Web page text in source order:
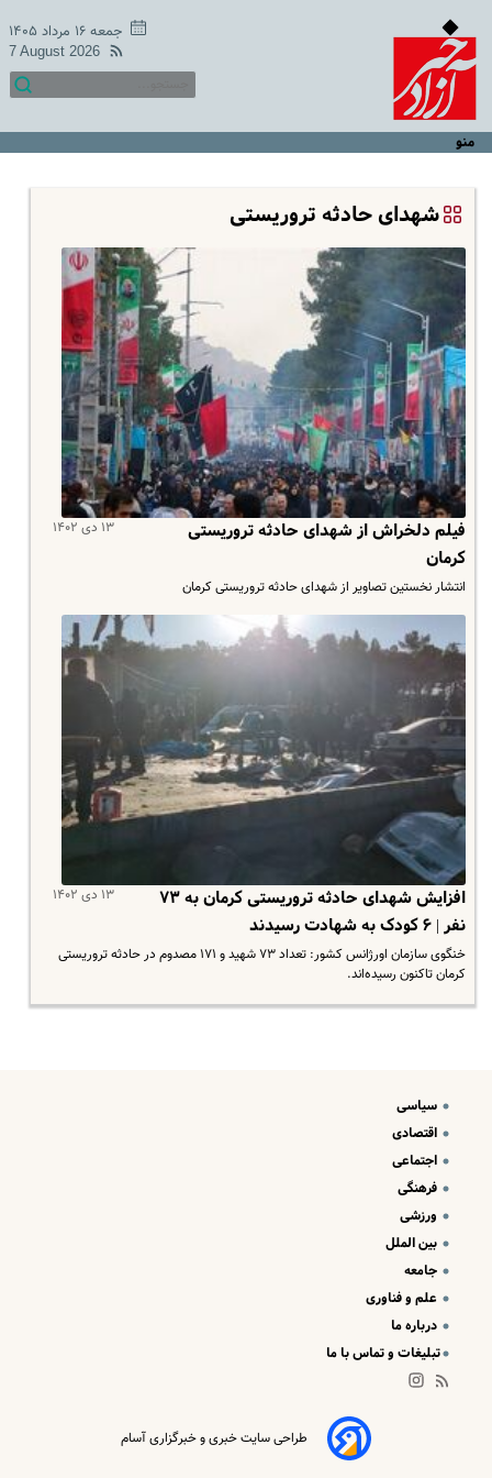
جمعه ۱۶ مرداد ۱۴۰۵
7 August 2026
منو
شهدای حادثه تروریستی
۱۳ دی ۱۴۰۲
فیلم دلخراش از شهدای حادثه تروریستی
کرمان
انتشار نخستین تصاویر از شهدای حادثه تروریستی کرمان
۱۳ دی ۱۴۰۲
افزایش شهدای حادثه تروریستی کرمان به ۷۳
نفر | ۶ کودک به شهادت رسیدند
خنگوی سازمان اورژانس کشور: تعداد ۷۳ شهید و ۱۷۱ مصدوم در حادثه تروریستی
کرمان تاکنون رسیده‌اند.
سیاسی
اقتصادی
اجتماعی
فرهنگی
ورزشی
بین الملل
جامعه
علم و فناوری
درباره ما
تبلیغات و تماس با ما
طراحی سایت خبری و خبرگزاری آسام